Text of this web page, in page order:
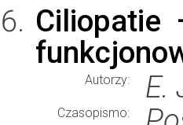
Ciliopatie
Autorzy: E.
Czasopismo: